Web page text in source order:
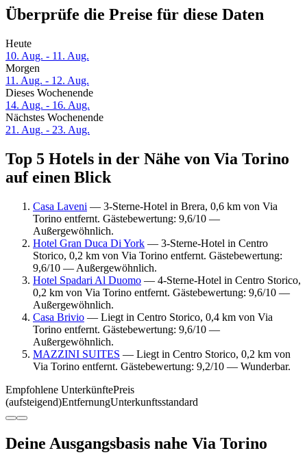
Überprüfe die Preise für diese Daten
Heute
10. Aug. - 11. Aug.
Morgen
11. Aug. - 12. Aug.
Dieses Wochenende
14. Aug. - 16. Aug.
Nächstes Wochenende
21. Aug. - 23. Aug.
Top 5 Hotels in der Nähe von Via Torino
auf einen Blick
Casa Laveni — 3-Sterne-Hotel in Brera, 0,6 km von Via
Torino entfernt. Gästebewertung: 9,6/10 —
Außergewöhnlich.
Hotel Gran Duca Di York — 3-Sterne-Hotel in Centro
Storico, 0,2 km von Via Torino entfernt. Gästebewertung:
9,6/10 — Außergewöhnlich.
Hotel Spadari Al Duomo — 4-Sterne-Hotel in Centro Storico,
0,2 km von Via Torino entfernt. Gästebewertung: 9,6/10 —
Außergewöhnlich.
Casa Brivio — Liegt in Centro Storico, 0,4 km von Via
Torino entfernt. Gästebewertung: 9,6/10 —
Außergewöhnlich.
MAZZINI SUITES — Liegt in Centro Storico, 0,2 km von
Via Torino entfernt. Gästebewertung: 9,2/10 — Wunderbar.
Empfohlene UnterkünftePreis
(aufsteigend)EntfernungUnterkunftsstandard
Deine Ausgangsbasis nahe Via Torino